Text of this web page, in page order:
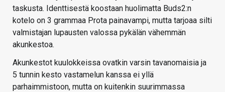
taskusta. Identtisestä koostaan huolimatta Buds2:n
kotelo on 3 grammaa Prota painavampi, mutta tarjoaa silti
valmistajan lupausten valossa pykälän vähemmän
akunkestoa.
Akunkestot kuulokkeissa ovatkin varsin tavanomaisia ja
5 tunnin kesto vastamelun kanssa ei yllä
parhaimmistoon, mutta on kuitenkin suurimmassa